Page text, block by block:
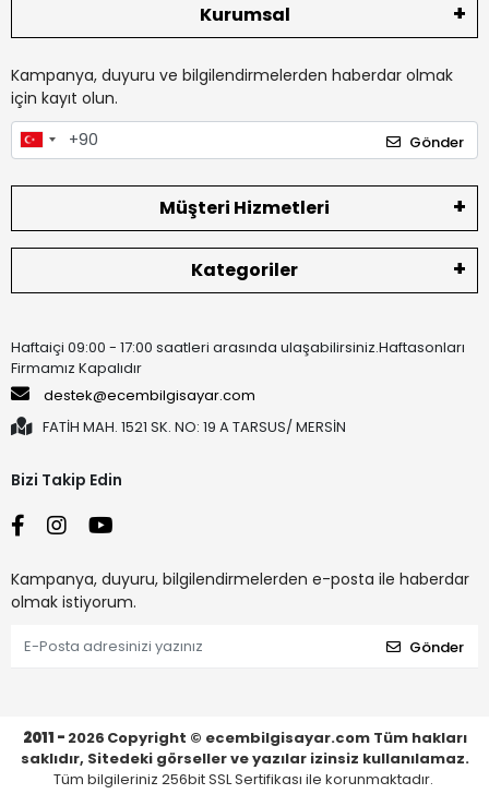
Kurumsal
Kampanya, duyuru ve bilgilendirmelerden haberdar olmak
için kayıt olun.
Gönder
Müşteri Hizmetleri
Kategoriler
Haftaiçi 09:00 - 17:00 saatleri arasında ulaşabilirsiniz.Haftasonları
Firmamız Kapalıdır
destek@ecembilgisayar.com
FATİH MAH. 1521 SK. NO: 19 A TARSUS/ MERSİN
Bizi Takip Edin
Kampanya, duyuru, bilgilendirmelerden e-posta ile haberdar
olmak istiyorum.
Gönder
2011 - 2026 Copyright © ecembilgisayar.com Tüm hakları
saklıdır, Sitedeki görseller ve yazılar izinsiz kullanılamaz.
Tüm bilgileriniz 256bit SSL Sertifikası ile korunmaktadır.